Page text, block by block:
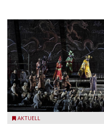
Turandot in der Arena von
AKTUELL